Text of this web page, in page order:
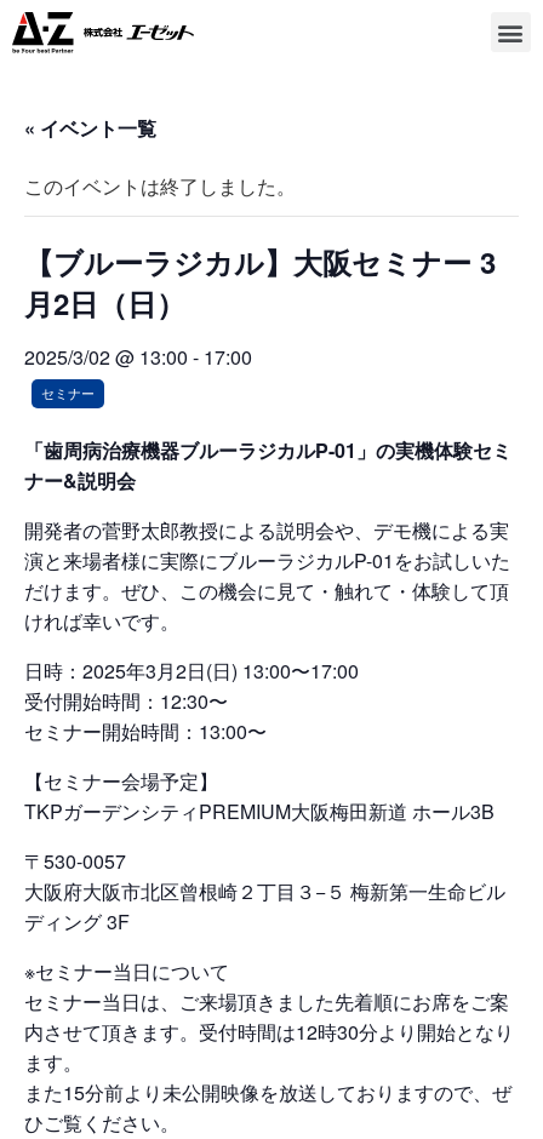
« イベント一覧
このイベントは終了しました。
【ブルーラジカル】大阪セミナー 3
月2日（日）
2025/3/02 @ 13:00 - 17:00
セミナー
「歯周病治療機器ブルーラジカルP-01」の実機体験セミ
ナー&説明会
開発者の菅野太郎教授による説明会や、デモ機による実
演と来場者様に実際にブルーラジカルP-01をお試しいた
だけます。ぜひ、この機会に見て・触れて・体験して頂
ければ幸いです。
日時：2025年3月2日(日) 13:00〜17:00
受付開始時間：12:30〜
セミナー開始時間：13:00〜
【セミナー会場予定】
TKPガーデンシティPREMIUM大阪梅田新道 ホール3B
〒530-0057
大阪府大阪市北区曾根崎２丁目３−５ 梅新第一生命ビル
ディング 3F
※セミナー当日について
セミナー当日は、ご来場頂きました先着順にお席をご案
内させて頂きます。受付時間は12時30分より開始となり
ます。
また15分前より未公開映像を放送しておりますので、ぜ
ひご覧ください。